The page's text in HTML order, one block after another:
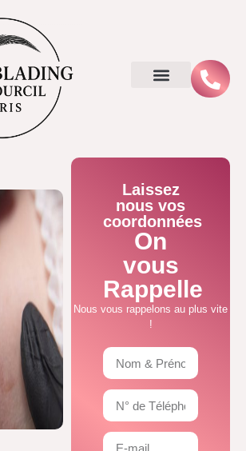
Laissez
nous vos
coordonnées
On
vous
Rappelle
Nous vous rappelons au plus vite
!